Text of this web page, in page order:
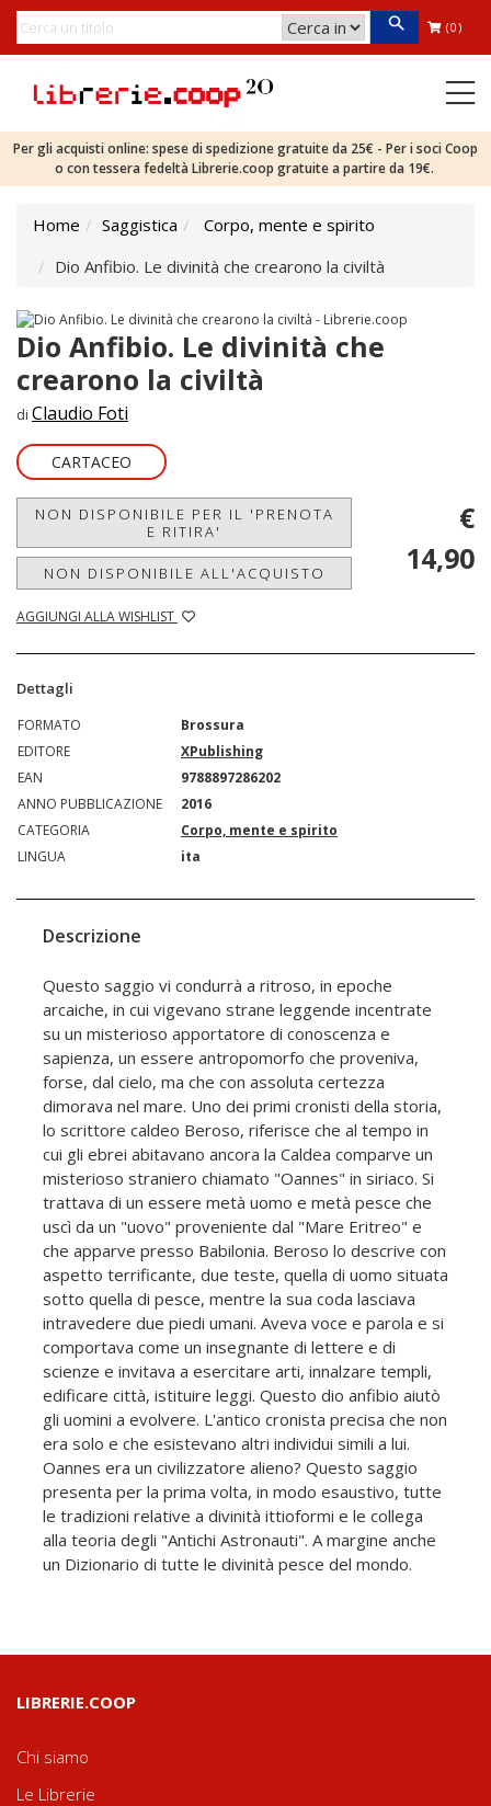
(0)
Per gli acquisti online: spese di spedizione gratuite da 25€ - Per i soci Coop
o con tessera fedeltà Librerie.coop gratuite a partire da 19€.
Home Saggistica
Corpo, mente e spirito
Dio Anfibio. Le divinità che crearono la civiltà
Dio Anfibio. Le divinità che
crearono la civiltà
di Claudio Foti
CARTACEO
NON DISPONIBILE PER IL 'PRENOTA
E RITIRA'
NON DISPONIBILE ALL'ACQUISTO
AGGIUNGI ALLA WISHLIST
€
14,90
Dettagli
FORMATO
Brossura
EDITORE
XPublishing
EAN
9788897286202
ANNO PUBBLICAZIONE
2016
CATEGORIA
Corpo, mente e spirito
LINGUA
ita
Descrizione
Questo saggio vi condurrà a ritroso, in epoche
arcaiche, in cui vigevano strane leggende incentrate
su un misterioso apportatore di conoscenza e
sapienza, un essere antropomorfo che proveniva,
forse, dal cielo, ma che con assoluta certezza
dimorava nel mare. Uno dei primi cronisti della storia,
lo scrittore caldeo Beroso, riferisce che al tempo in
cui gli ebrei abitavano ancora la Caldea comparve un
misterioso straniero chiamato "Oannes" in siriaco. Si
trattava di un essere metà uomo e metà pesce che
uscì da un "uovo" proveniente dal "Mare Eritreo" e
che apparve presso Babilonia. Beroso lo descrive con
aspetto terrificante, due teste, quella di uomo situata
sotto quella di pesce, mentre la sua coda lasciava
intravedere due piedi umani. Aveva voce e parola e si
comportava come un insegnante di lettere e di
scienze e invitava a esercitare arti, innalzare templi,
edificare città, istituire leggi. Questo dio anfibio aiutò
gli uomini a evolvere. L'antico cronista precisa che non
era solo e che esistevano altri individui simili a lui.
Oannes era un civilizzatore alieno? Questo saggio
presenta per la prima volta, in modo esaustivo, tutte
le tradizioni relative a divinità ittioformi e le collega
alla teoria degli "Antichi Astronauti". A margine anche
un Dizionario di tutte le divinità pesce del mondo.
LIBRERIE.COOP
Chi siamo
Le Librerie